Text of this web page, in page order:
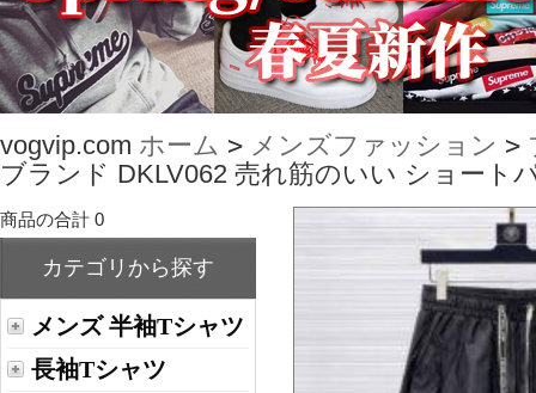
vogvip.com ホーム > メンズファッション >
ブランド DKLV062 売れ筋のいい ショート
商品の合計 0
カテゴリから探す
メンズ 半袖Tシャツ
長袖Tシャツ